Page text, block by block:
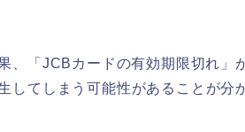
、「JCBカードの有効期限切れ」
してしまう可能性があることが分